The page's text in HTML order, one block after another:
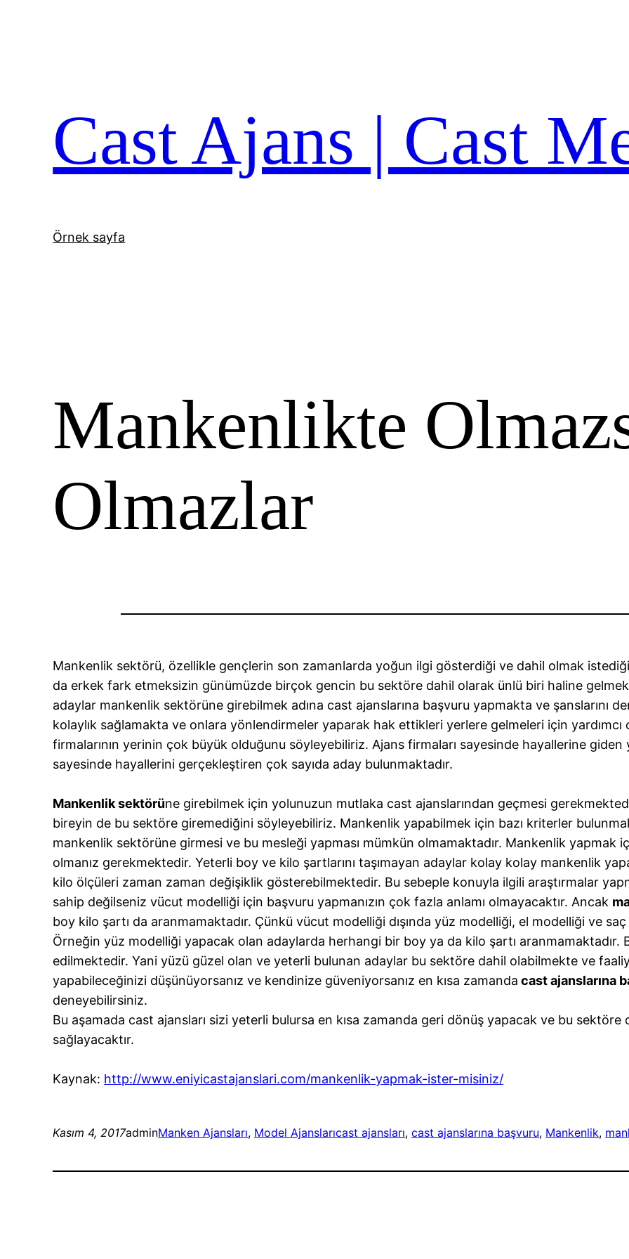
Cast Ajans | Cast
Örnek sayfa
Mankenlikte
Olmazlar
Mankenlik sektörü, özellikle gençlerin son zamanlarda yoğun ilgi gösterdiği ve dahil olmak
da erkek fark etmeksizin günümüzde birçok gencin bu sektöre dahil olarak ünlü biri haline gelmek
adaylar mankenlik sektörüne girebilmek adına cast ajanslarına başvuru yapmakta ve şanslarını
kolaylık sağlamakta ve onlara yönlendirmeler yaparak hak ettikleri yerlere gelmeleri için yardımcı
firmalarının yerinin çok büyük olduğunu söyleyebiliriz. Ajans firmaları sayesinde hayallerine
sayesinde hayallerini gerçekleştiren çok sayıda aday bulunmaktadır.
Mankenlik sektörüne girebilmek için yolunuzun mutlaka cast ajanslarından geçmesi
bireyin de bu sektöre giremediğini söyleyebiliriz. Mankenlik yapabilmek için bazı kriterler
mankenlik sektörüne girmesi ve bu mesleği yapması mümkün olmamaktadır. Mankenlik yapmak
olmanız gerekmektedir. Yeterli boy ve kilo şartlarını taşımayan adaylar kolay kolay mankenlik
kilo ölçüleri zaman zaman değişiklik gösterebilmektedir. Bu sebeple konuyla ilgili araştırmalar
sahip değilseniz vücut modelliği için başvuru yapmanızın çok fazla anlamı olmayacaktır. Ancak
boy kilo şartı da aranmamaktadır. Çünkü vücut modelliği dışında yüz modelliği, el modelliği ve
Örneğin yüz modelliği yapacak olan adaylarda herhangi bir boy ya da kilo şartı
edilmektedir. Yani yüzü güzel olan ve yeterli bulunan adaylar bu sektöre dahil olabilmekte ve
yapabileceğinizi düşünüyorsanız ve kendinize güveniyorsanız en kısa zamanda cast ajanslarına
deneyebilirsiniz.
Bu aşamada cast ajansları sizi yeterli bulursa en kısa zamanda geri dönüş yapacak ve bu
sağlayacaktır.
Kaynak: http://www.eniyicastajanslari.com/mankenlik-yapmak-ister-misiniz/
Kasım 4, 2017adminManken Ajansları, Model Ajanslarıcast ajansları, cast ajanslarına başvuru, Mankenlik,